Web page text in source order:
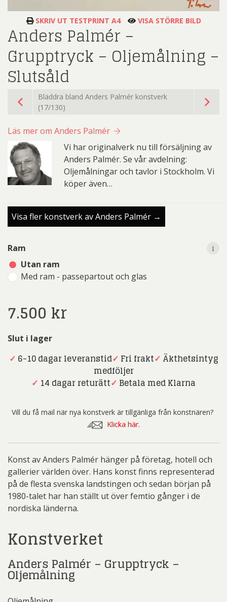
SKRIV UT TESTPRINT A4 VISA STÖRRE BILD
Anders Palmér –
Grupptryck – Oljemålning –
Slutsåld
Bläddra bland Anders Palmér konstverk
(17/130)
Läs mer om Anders Palmér
Vi har originalverk nu till försäljning av
Anders Palmér. Se vår avdelning:
Oljemålningar och tavlor i Stockholm. Vi
köper även…
Visa fler konstverk av Anders Palmér →
Ram
Utan ram
Med ram - passepartout och glas
i
7.500 kr
Slut i lager
✓ 6-10 dagar leveranstid✓ Fri frakt✓ Äkthetsintyg
medföljer
✓ 14 dagar returätt✓ Betala med Klarna
Vill du få mail när nya konstverk är tillgänliga från konstnären?
Klicka här.
Konst av Anders Palmér hänger på företag, hotell och
gallerier världen över. Hans konst finns representerad
på de flesta svenska landstingen och sedan början på
1980-talet har han ställt ut över femtio gånger i de
nordiska länderna.
Konstverket
Anders Palmér – Grupptryck –
Oljemålning